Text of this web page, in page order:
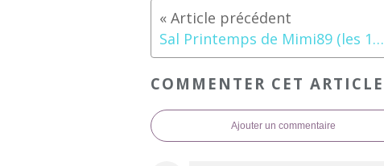
Sal Printemps de Mimi89 (les 12 étapes faites)
COMMENTER CET ARTICLE
Ajouter un commentaire